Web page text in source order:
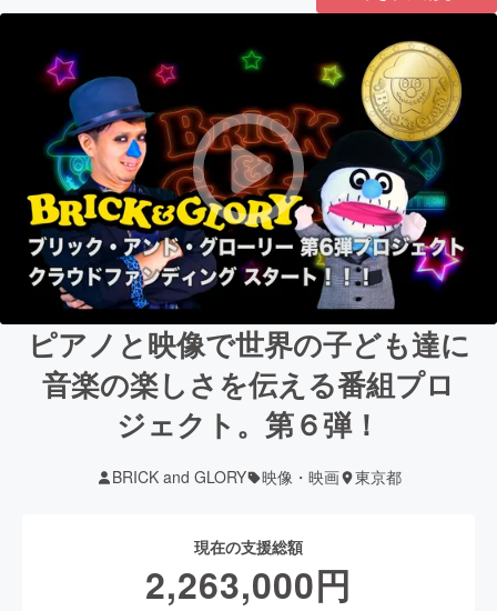
ピアノと映像で世界の子ども達に
音楽の楽しさを伝える番組プロ
ジェクト。第６弾！
BRICK and GLORY 映像・映画 東京都
現在の支援総額
2,263,000円